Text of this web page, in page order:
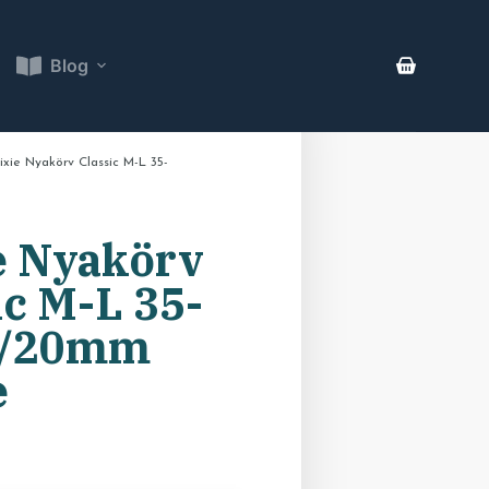
Blog
Nyakörv Classic M-L 35-
Nyakörv
M-L 35-